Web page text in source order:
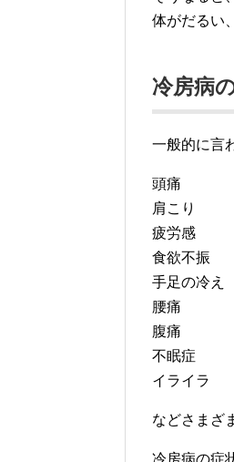
体がだるい
冷房病
一般的に言
頭痛
肩こり
疲労感
食欲不振
手足の冷え
腰痛
腹痛
不眠症
イライラ
などさまざ